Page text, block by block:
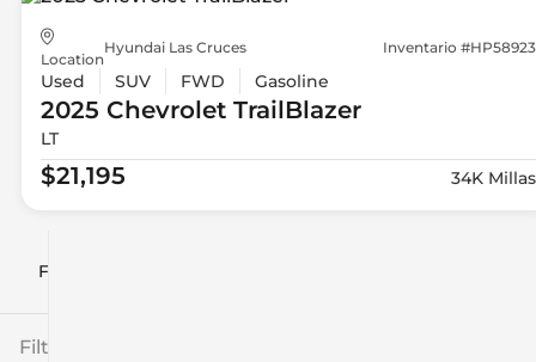
Filtrar por
Filtros
Location
Hyundai Las Cruces Inventario #HP58923
Used SUV FWD Gasoline
2025 ChevroletTrailBlazer
LT
$21,195 34K Millas